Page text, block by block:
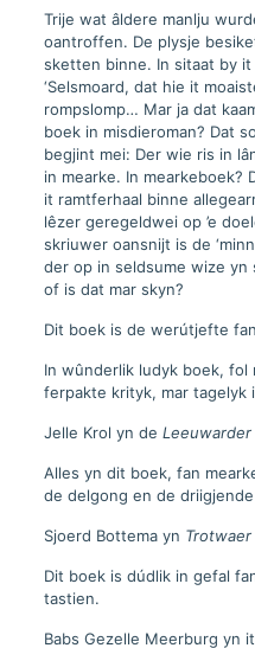
Trije wat âldere manlju
oantroffen. De plysje
sketten binne. In sitaat by
‘Selsmoard, dat hie it
rompslomp… Mar ja dat
boek in misdieroman? Dat
begjint mei: Der wie ris in
in mearke. In mearkeboek?
it ramtferhaal binne
lêzer geregeldwei op ’e
skriuwer oansnijt is de
der op in seldsume wize
of is dat mar skyn?
Dit boek is de werútjefte
In wûnderlik ludyk boek, fol
ferpakte krityk, mar tagelyk
Jelle Krol yn de
Alles yn dit boek, fan
de delgong en de
Sjoerd Bottema yn Trotwaer
Dit boek is dúdlik in gefal
tastien.
Babs Gezelle Meerburg yn it